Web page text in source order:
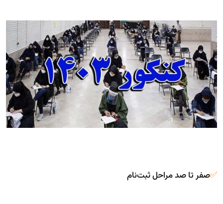
✅صفر تا صد مراحل ثبت‌نام